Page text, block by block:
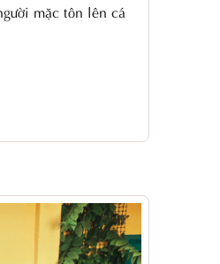
mặc tôn lên cá